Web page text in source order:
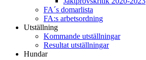
FA´s domarlista
FA:s arbetsordning
Utställning
Kommande utställningar
Resultat utställningar
Hundar